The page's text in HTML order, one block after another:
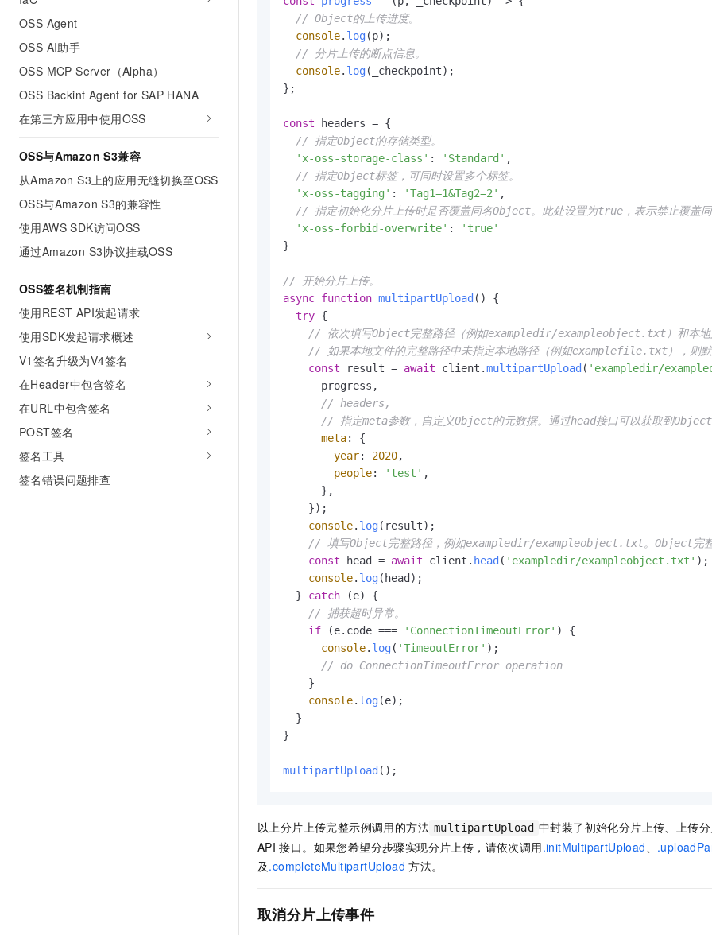
OSS Agent
OSS AI助手
OSS MCP Server（Alpha）
OSS Backint Agent for SAP HANA
在第三方应用中使用OSS
OSS与Amazon S3兼容
从Amazon S3上的应用无缝切换至OSS
OSS与Amazon S3的兼容性
使用AWS SDK访问OSS
通过Amazon S3协议挂载OSS
OSS签名机制指南
使用REST API发起请求
使用SDK发起请求概述
V1签名升级为V4签名
在Header中包含签名
在URL中包含签名
POST签名
签名工具
签名错误问题排查
// Object的上传进度。
console. log(p);
// 分片上传的断点信息。
console. log(_checkpoint);
};
const headers = {
// 指定Object的存储类型。
'x-oss-storage-class' : 'Standard' ,
// 指定Object标签，可同时设置多个标签。
'x-oss-tagging' : 'Tag1=1&Tag2=2' ,
// 指定初始化分片上传时是否覆盖同名Object。此处设置为true，表示禁止覆盖
'x-oss-forbid-overwrite' :
'true'
}
// 开始分片上传。
async function multipartUpload ( ) {
try {
// 依次填写Object完整路径（例如exampledir/exampleobject.txt）和本
// 如果本地文件的完整路径中未指定本地路径（例如examplefile.txt），则默
const result = await client.multipartUpload ( 'exampledir/
      progress,
// headers,
// 指定meta参数，自定义Object的元数据。通过head接口可以获取到Object
meta: {
year: 2020,
people: 'test' ,
      },
    });
console. log(result);
// 填写Object完整路径，例如exampledir/exampleobject.txt。Object完整
const head = await client. head ( 'exampledir/exampleobject.txt' );
console. log(head);
  }
catch (e) {
// 捕获超时异常。
if (e. code === 'ConnectionTimeoutError' ) {
console. log( 'TimeoutError' );
// do ConnectionTimeoutError operation
    }
console. log(e);
  }
}
multipartUpload ();
以上分片上传完整示例调用的方法 multipartUpload 中封装了初始化分片上传、上传
API 接口。如果您希望分步骤实现分片上传，请依次调用.initMultipartUpload、
及.completeMultipartUpload 方法。
取消分片上传事件